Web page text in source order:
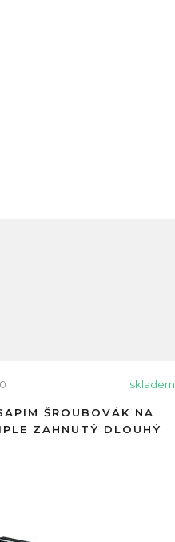
skladem
ŠROUBOVÁK NA
ZAHNUTÝ DLOUHÝ